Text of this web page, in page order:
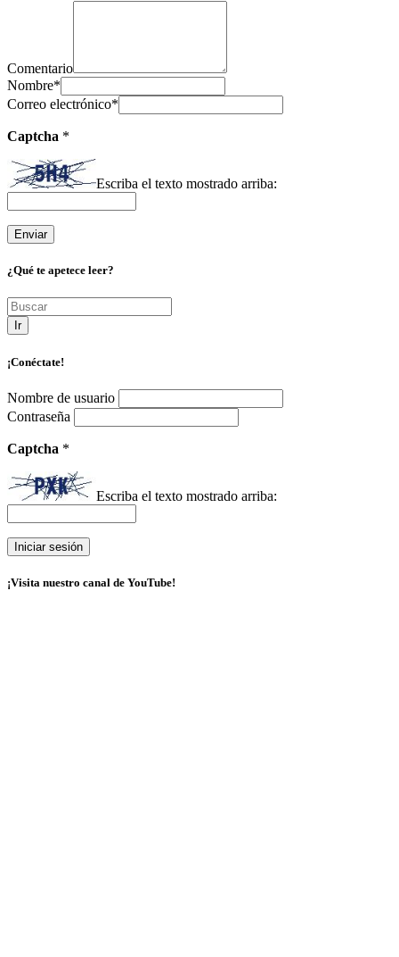
Comentario
Nombre*
Correo electrónico*
Captcha *
Escriba el texto mostrado arriba:
¿Qué te apetece leer?
Ir
¡Conéctate!
Nombre de usuario
Contraseña
Captcha *
Escriba el texto mostrado arriba:
¡Visita nuestro canal de YouTube!